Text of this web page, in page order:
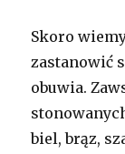
Skoro
zastanowić
obuwia.
biel, brąz,